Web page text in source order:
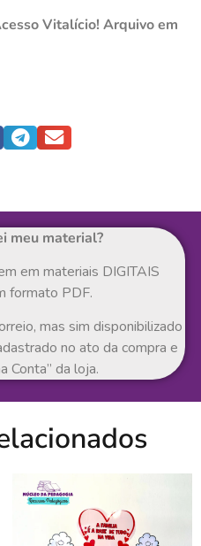
Vitalício! Arquivo em
meu material?
em materiais DIGITAIS
formato PDF.
mas sim disponibilizado
no ato da compra e
Conta” da loja.